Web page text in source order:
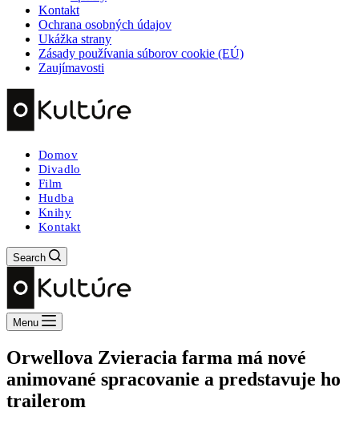
Kontakt
Ochrana osobných údajov
Ukážka strany
Zásady používania súborov cookie (EÚ)
Zaujímavosti
Domov
Divadlo
Film
Hudba
Knihy
Kontakt
Search
Menu
Orwellova Zvieracia farma má nové
animované spracovanie a predstavuje ho
trailerom